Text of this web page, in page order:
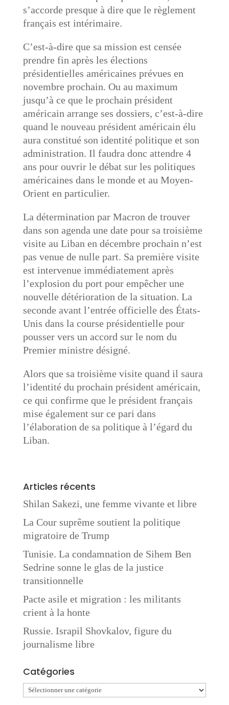
s’accorde presque à dire que le règlement
français est intérimaire.
C’est-à-dire que sa mission est censée
prendre fin après les élections
présidentielles américaines prévues en
novembre prochain. Ou au maximum
jusqu’à ce que le prochain président
américain arrange ses dossiers, c’est-à-dire
quand le nouveau président américain élu
aura constitué son identité politique et son
administration. Il faudra donc attendre 4
ans pour ouvrir le débat sur les politiques
américaines dans le monde et au Moyen-
Orient en particulier.
La détermination par Macron de trouver
dans son agenda une date pour sa troisième
visite au Liban en décembre prochain n’est
pas venue de nulle part. Sa première visite
est intervenue immédiatement après
l’explosion du port pour empêcher une
nouvelle détérioration de la situation. La
seconde avant l’entrée officielle des États-
Unis dans la course présidentielle pour
pousser vers un accord sur le nom du
Premier ministre désigné.
Alors que sa troisième visite quand il saura
l’identité du prochain président américain,
ce qui confirme que le président français
mise également sur ce pari dans
l’élaboration de sa politique à l’égard du
Liban.
Articles récents
Shilan Sakezi, une femme vivante et libre
La Cour suprême soutient la politique
migratoire de Trump
Tunisie. La condamnation de Sihem Ben
Sedrine sonne le glas de la justice
transitionnelle
Pacte asile et migration : les militants
crient à la honte
Russie. Israpil Shovkalov, figure du
journalisme libre
Catégories
Catégories